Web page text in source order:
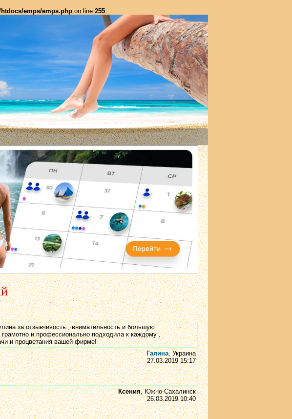
emps/emps.php on line 255
за отзывчивость , внимательность и большую
и профессионально подходила к каждому ,
и процветания вашей фирме!
Галина, Украина
27.03.2019 15:17
Ксения, Южно-Сахалинск
26.03.2019 10:40